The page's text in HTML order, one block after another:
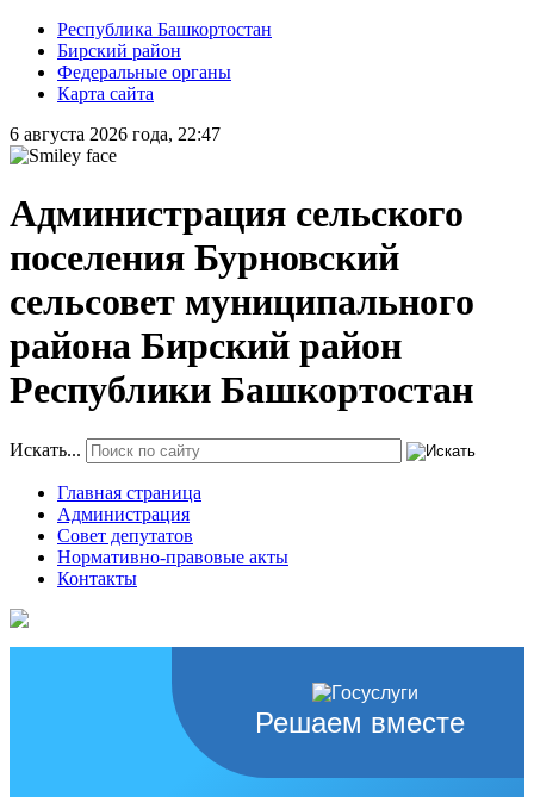
Республика Башкортостан
Бирский район
Федеральные органы
Карта сайта
6 августа 2026 года, 22:47
Администрация сельского
поселения Бурновский
сельсовет муниципального
района Бирский район
Республики Башкортостан
Искать...
Главная страница
Администрация
Совет депутатов
Нормативно-правовые акты
Контакты
Решаем вместе